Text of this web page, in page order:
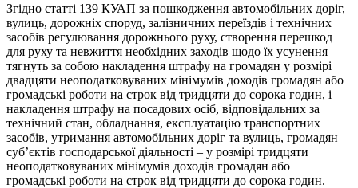
Згідно статті 139 КУАП за пошкодження автомобільних доріг,
вулиць, дорожніх споруд, залізничних переїздів і технічних
засобів регулювання дорожнього руху, створення перешкод
для руху та невжиття необхідних заходів щодо їх усунення
тягнуть за собою накладення штрафу на громадян у розмірі
двадцяти неоподатковуваних мінімумів доходів громадян або
громадські роботи на строк від тридцяти до сорока годин, і
накладення штрафу на посадових осіб, відповідальних за
технічний стан, обладнання, експлуатацію транспортних
засобів, утримання автомобільних доріг та вулиць, громадян –
суб’єктів господарської діяльності – у розмірі тридцяти
неоподатковуваних мінімумів доходів громадян або
громадські роботи на строк від тридцяти до сорока годин.